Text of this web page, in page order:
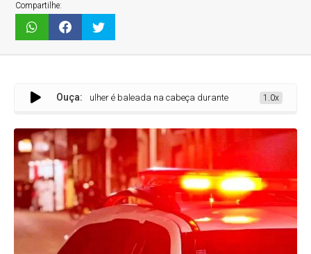
Compartilhe:
Ouça:
Mulher é baleada na cabeça durante ataque a tiros em bar de Três
1.0x